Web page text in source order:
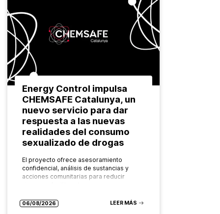
Energy Control impulsa
CHEMSAFE Catalunya, un
nuevo servicio para dar
respuesta a las nuevas
realidades del consumo
sexualizado de drogas
El proyecto ofrece asesoramiento
confidencial, análisis de sustancias y
acciones comunitarias para reducir
de drogas evolucionan constantemente.
También…
06/08/2026 LEER MÁS